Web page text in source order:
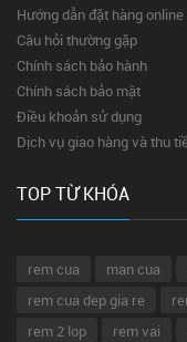
Hướng dẫn đặt hàng online
Câu hỏi thường gặp
Chính sách bảo hành
Chính sách bảo mật
Điều khoản sử dụng
Dịch vụ giao hàng và thu
TOP TỪ KHÓA
rem cua man cua
rem cua dep gia re
rem 2 lop
rem vai